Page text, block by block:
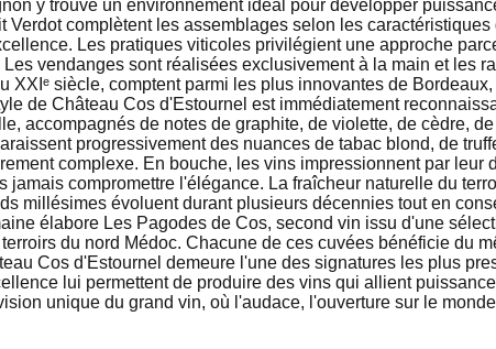
y trouve un environnement idéal pour développer
complètent les assemblages selon les
Les pratiques viticoles privilégient une approche
vendanges sont réalisées exclusivement à la main et les
siècle, comptent parmi les plus innovantes de
de Château Cos d'Estournel est immédiatement
accompagnés de notes de graphite, de violette, de cèdre,
progressivement des nuances de tabac blond, de
complexe. En bouche, les vins impressionnent par
compromettre l'élégance. La fraîcheur naturelle du
millésimes évoluent durant plusieurs décennies tout en
élabore Les Pagodes de Cos, second vin issu d'une
du nord Médoc. Chacune de ces cuvées bénéficie du
Cos d'Estournel demeure l'une des signatures les plus
lui permettent de produire des vins qui allient
unique du grand vin, où l'audace, l'ouverture sur le